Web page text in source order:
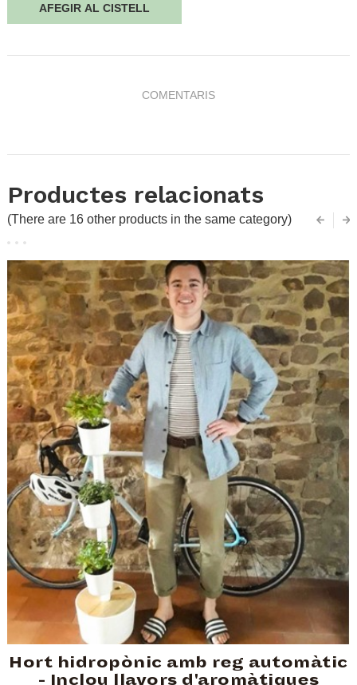
AFEGIR AL CISTELL
COMENTARIS
Productes relacionats
(There are 16 other products in the same category)
Hort hidropònic amb reg automàtic
- Inclou llavors d'aromàtiques